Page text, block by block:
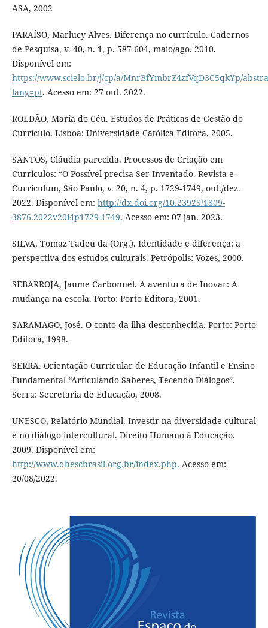
ASA, 2002
PARAÍSO, Marlucy Alves. Diferença no currículo. Cadernos
de Pesquisa, v. 40, n. 1, p. 587-604, maio/ago. 2010.
Disponível em:
https://www.scielo.br/j/cp/a/MnrBfYmbrZ4zfVqD3C5qkYp/
lang=pt. Acesso em: 27 out. 2022.
ROLDÃO, Maria do Céu. Estudos de Práticas de Gestão do
Currículo. Lisboa: Universidade Católica Editora, 2005.
SANTOS, Cláudia parecida. Processos de Criação em
Currículos: “O Possível precisa Ser Inventado. Revista e-
Curriculum, São Paulo, v. 20, n. 4, p. 1729-1749, out./dez.
2022. Disponível em: http://dx.doi.org/10.23925/1809-
3876.2022v20i4p1729-1749. Acesso em: 07 jan. 2023.
SILVA, Tomaz Tadeu da (Org.). Identidade e diferença: a
perspectiva dos estudos culturais. Petrópolis: Vozes, 2000.
SEBARROJA, Jaume Carbonnel. A aventura de Inovar: A
mudança na escola. Porto: Porto Editora, 2001.
SARAMAGO, José. O conto da ilha desconhecida. Porto: Porto
Editora, 1998.
SERRA. Orientação Curricular de Educação Infantil e Ensino
Fundamental “Articulando Saberes, Tecendo Diálogos”.
Serra: Secretaria de Educação, 2008.
UNESCO, Relatório Mundial. Investir na diversidade cultural
e no diálogo intercultural. Direito Humano à Educação.
2009. Disponível em:
http://www.dhescbrasil.org.br/index.php. Acesso em:
20/08/2022.